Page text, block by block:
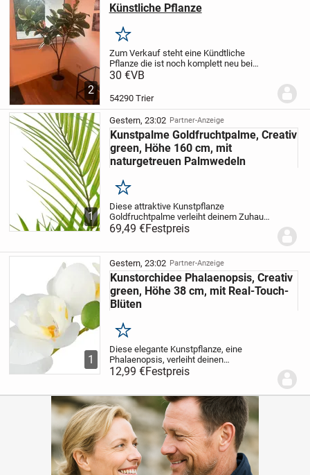
2
Künstliche Pflanze
Merken
Zum Verkauf steht eine Kündtliche
Pflanze die ist noch komplett neu bei
Interesse gerne melden
30 €VB
54290 Trier
1
Gestern, 23:02 Partner-Anzeige
Kunstpalme Goldfruchtpalme, Creativ
green, Höhe 160 cm, mit
naturgetreuen Palmwedeln
Merken
Diese attraktive Kunstpflanze
Goldfruchtpalme verleiht deinem Zuhause
ein exotisches Ambiente. Mit ihren
zahlreichen, filigranen Palmwedeln sieht
aus. Sie kommt...
69,49 €Festpreis
1
Gestern, 23:02 Partner-Anzeige
Kunstorchidee Phalaenopsis, Creativ
green, Höhe 38 cm, mit Real-Touch-
Blüten
Merken
Diese elegante Kunstpflanze, eine
Phalaenopsis, verleiht deinen
Innenräumen einen Hauch von natürlicher
Schönheit. Die zwei detailgetreuen
Touch-Qualität ein...
12,99 €Festpreis